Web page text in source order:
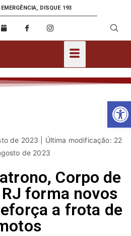
DISQUE 193
de 2023 | Última modificação: 22
de 2023
Corpo de
forma novos
a frota de